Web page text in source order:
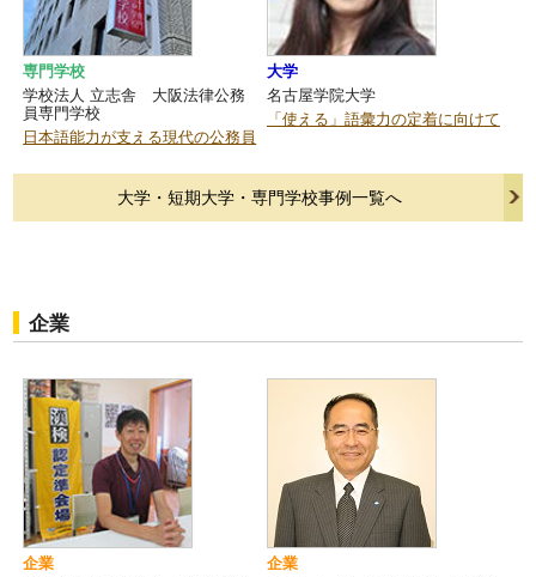
専門学校
学校法人 立志舎 大阪法律公務
員専門学校
日本語能力が支える現代の公務員
大学
名古屋学院大学
「使える」語彙力の定着に向けて
大学・短期大学・専門学校事例一覧へ
企業
企業
企業